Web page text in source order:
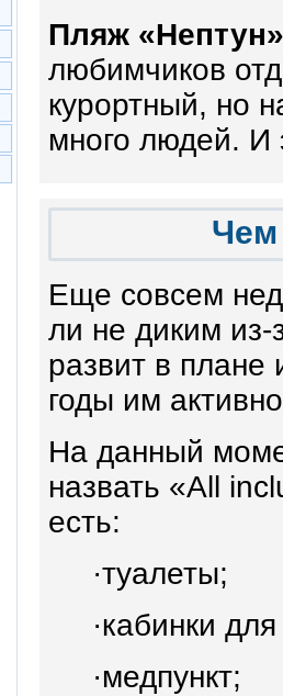
Пляж
любимчиков
курортный, но
много людей. И
Чем
Еще совсем
ли не диким из-
развит в плане
годы им
На данный
назвать «All
есть:
·туалеты;
·кабинки
·медпункт;